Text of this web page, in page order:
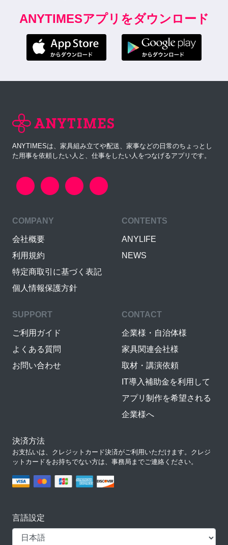
ANYTIMESアプリをダウンロード
ANYTIMESは、家具組み立てや配送、家事などの日常のちょっとし
た用事を依頼したい人と、仕事をしたい人をつなげるアプリです。
COMPANY
会社概要
利用規約
特定商取引に基づく表記
個人情報保護方針
CONTENTS
ANYLIFE
NEWS
SUPPORT
ご利用ガイド
よくある質問
お問い合わせ
CONTACT
企業様・自治体様
家具関連会社様
取材・講演依頼
IT導入補助金を利用して
アプリ制作を希望される
企業様へ
決済方法
お支払いは、クレジットカード決済がご利用いただけます。クレジ
ットカードをお持ちでない方は、事務局までご連絡ください。
言語設定